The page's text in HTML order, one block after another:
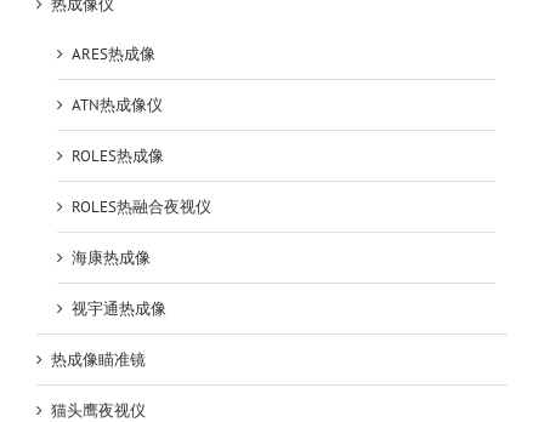
ARES热成像
ATN热成像仪
ROLES热成像
ROLES热融合夜视仪
海康热成像
视宇通热成像
热成像瞄准镜
猫头鹰夜视仪